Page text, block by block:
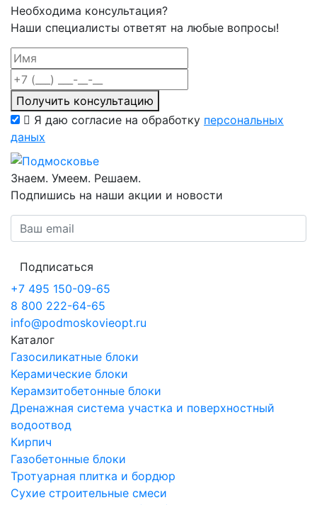
Необходима консультация?
Наши специалисты ответят на любые вопросы!
Получить консультацию
Я даю согласие на обработку персональных
даных
Знаем. Умеем. Решаем.
Подпишись на наши акции и новости
Подписаться
+7 495 150-09-65
8 800 222-64-65
info@podmoskovieopt.ru
Каталог
Газосиликатные блоки
Керамические блоки
Керамзитобетонные блоки
Дренажная система участка и поверхностный
водоотвод
Кирпич
Газобетонные блоки
Тротуарная плитка и бордюр
Сухие строительные смеси